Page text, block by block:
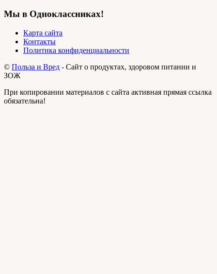
Мы в Одноклассниках!
Карта сайта
Контакты
Политика конфиденциальности
© Польза и Вред - Сайт о продуктах, здоровом питании и
ЗОЖ
При копировании материалов с сайта активная прямая ссылка
обязательна!